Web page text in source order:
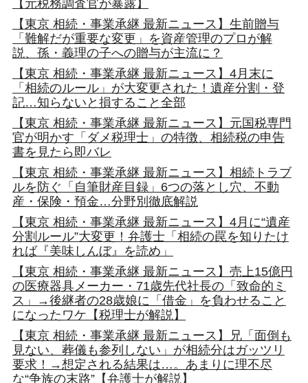
【元税務調査官が暴露】
【東京 相続・事業承継 最新ニュース】生前贈与
「難解だが重要な変更」を資産管理のプロが解
説、孫・義理の子への贈与が主流に？
【東京 相続・事業承継 最新ニュース】4月末に
「相続のルール」が大変更された！遺産分割・登
記…知らないと損すること全部
【東京 相続・事業承継 最新ニュース】元国税専門
官が明かす「ダメ税理士」の特徴、相続税の申告
書を見たら即バレ
【東京 相続・事業承継 最新ニュース】相続トラブ
ルを防ぐ「自筆財産目録」6つの落とし穴、不動
産・保険・預金…分野別徹底解説
【東京 相続・事業承継 最新ニュース】4月に“遺産
分割ルール”大変更！弁護士「相続の罠を知りたけ
れば『美味しんぼ』を読め」
【東京 相続・事業承継 最新ニュース】売上15億円
の医療器具メーカー・71歳先代社長の「致命的ミ
ス」→後継者の28歳娘に「借金」を負わせること
になったワケ【税理士が解説】
【東京 相続・事業承継 最新ニュース】兄「面倒も
見ない、葬儀も参列しない」が相続分はガッツリ
要求！→想定される結果は…。あまりに理不尽
な“争族の末路”【弁護士が解説】